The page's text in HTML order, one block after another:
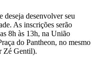
deseja desenvolver seu
As inscrições serão
8h às 13h, na União
do Pantheon, no mesmo
Zé Gentil).